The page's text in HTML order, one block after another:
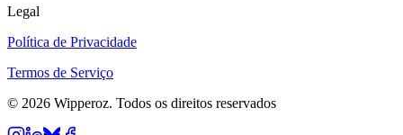
Legal
Política de Privacidade
Termos de Serviço
© 2026 Wipperoz. Todos os direitos reservados